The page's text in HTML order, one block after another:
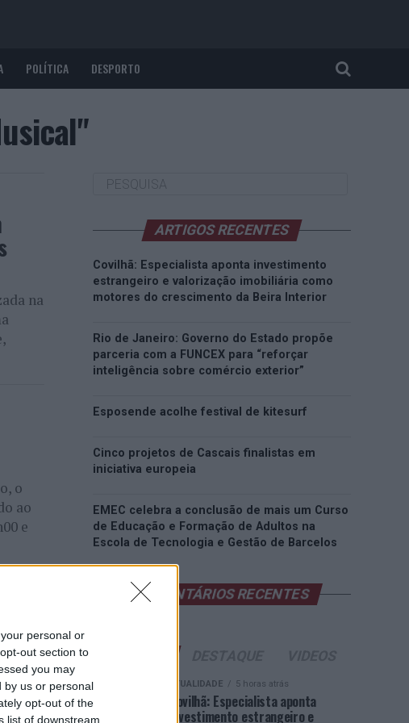
personal or
out section to
you may
by us or personal
opt-out of the
list of downstream
POLÍTICA DESPORTO
na
o
ao
e
ARTIGOS RECENTES
Covilhã: Especialista aponta investimento
estrangeiro e valorização imobiliária como
motores do crescimento da Beira Interior
Rio de Janeiro: Governo do Estado propõe
parceria com a FUNCEX para “reforçar
inteligência sobre comércio exterior”
Esposende acolhe festival de kitesurf
Cinco projetos de Cascais finalistas em
iniciativa europeia
EMEC celebra a conclusão de mais um Curso
de Educação e Formação de Adultos na
Escola de Tecnologia e Gestão de Barcelos
COMENTÁRIOS RECENTES
ATUALIDADE 5 horas atrás
Covilhã: Especialista aponta
investimento estrangeiro e